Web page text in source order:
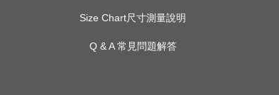
Size Chart尺寸測量說明
Q & A 常見問題解答